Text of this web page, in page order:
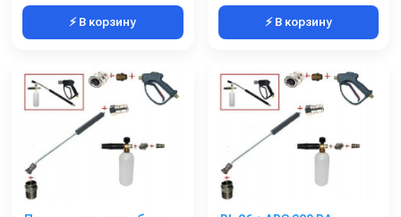
⚡ В корзину ⚡ В корзину